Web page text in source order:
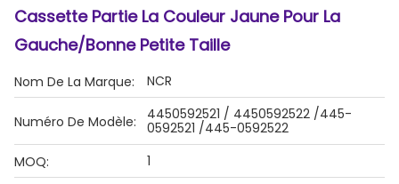
Cassette Partie La Couleur Jaune Pour La
Gauche/bonne Petite Taille
Nom De La Marque: NCR
Numéro De Modèle:
4450592521 / 4450592522 /445-
0592521 /445-0592522
MOQ:
1